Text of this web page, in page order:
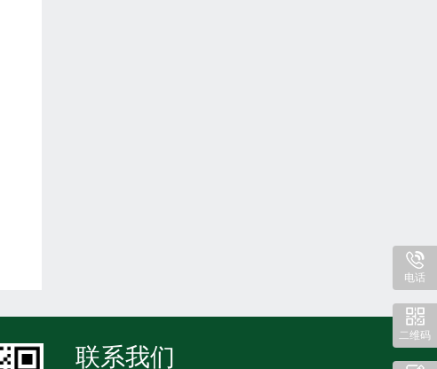
联系我们
电话
二维码